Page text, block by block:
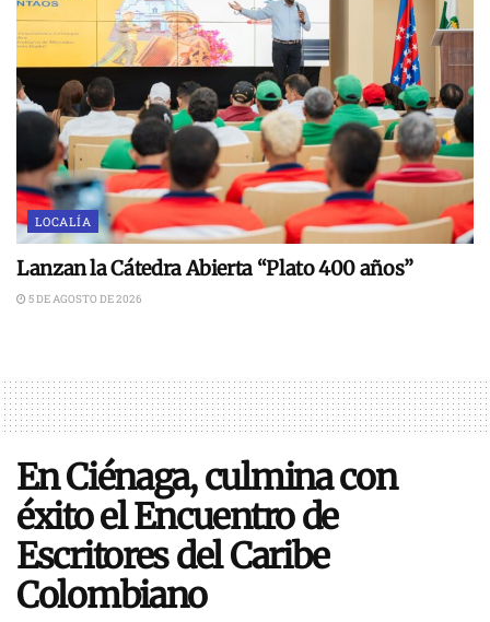
LOCALÍA
Lanzan la Cátedra Abierta “Plato 400 años”
5 DE AGOSTO DE 2026
En Ciénaga, culmina con
éxito el Encuentro de
Escritores del Caribe
Colombiano